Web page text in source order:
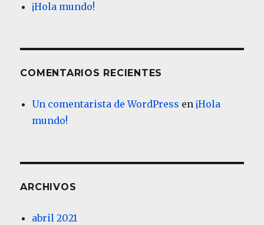
¡Hola mundo!
COMENTARIOS RECIENTES
Un comentarista de WordPress en ¡Hola
mundo!
ARCHIVOS
abril 2021